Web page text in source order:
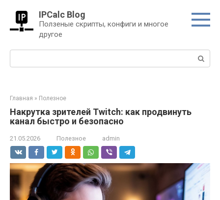
контенту
IPCalc Blog
Ползеные скрипты, конфиги и многое
другое
Поиск:
Главная » Полезное
Накрутка зрителей Twitch: как продвинуть
канал быстро и безопасно
21.05.2026 Полезное admin